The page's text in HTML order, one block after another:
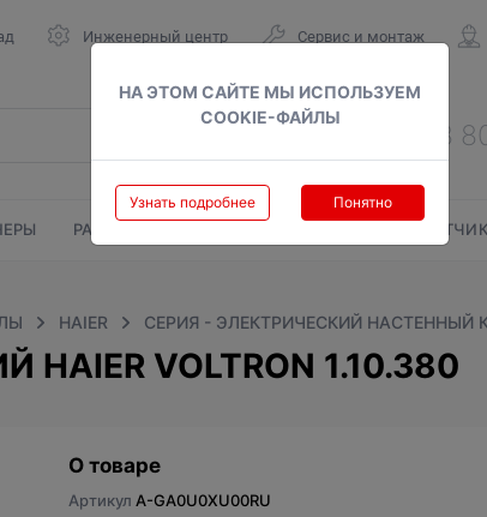
НА ЭТОМ САЙТЕ МЫ ИСПОЛЬЗУЕМ
COOKIE-ФАЙЛЫ
Узнать подробнее Понятно
Инженерный центр Сервис и монтаж
РАДИАТОРЫ
HAIER СЕРИЯ - ЭЛЕКТРИЧЕСКИЙ НАСТЕННЫЙ
VOLTRON 1.10.380
О товаре
Артикул A-GA0U0XU00RU